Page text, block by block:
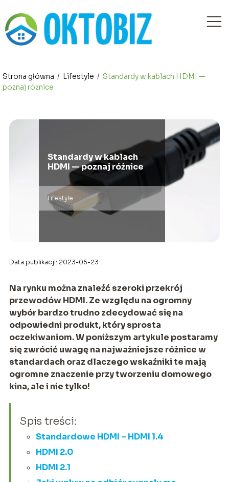
Strona główna / Lifestyle / Standardy w kablach HDMI —
poznaj różnice
Standardy w kablach
HDMI — poznaj różnice
Lifestyle
Data publikacji: 2023-05-23
Na rynku można znaleźć szeroki przekrój
przewodów HDMI. Ze względu na ogromny
wybór bardzo trudno zdecydować się na
odpowiedni produkt, który sprosta
oczekiwaniom. W poniższym artykule postaramy
się zwrócić uwagę na najważniejsze różnice w
standardach oraz dlaczego wskaźniki te mają
ogromne znaczenie przy tworzeniu domowego
kina, ale i nie tylko!
Spis treści:
Standardowe HDMI – HDMI 1.4
HDMI 2.0
HDMI 2.1